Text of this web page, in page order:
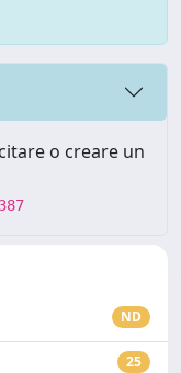
o creare un
ND
25